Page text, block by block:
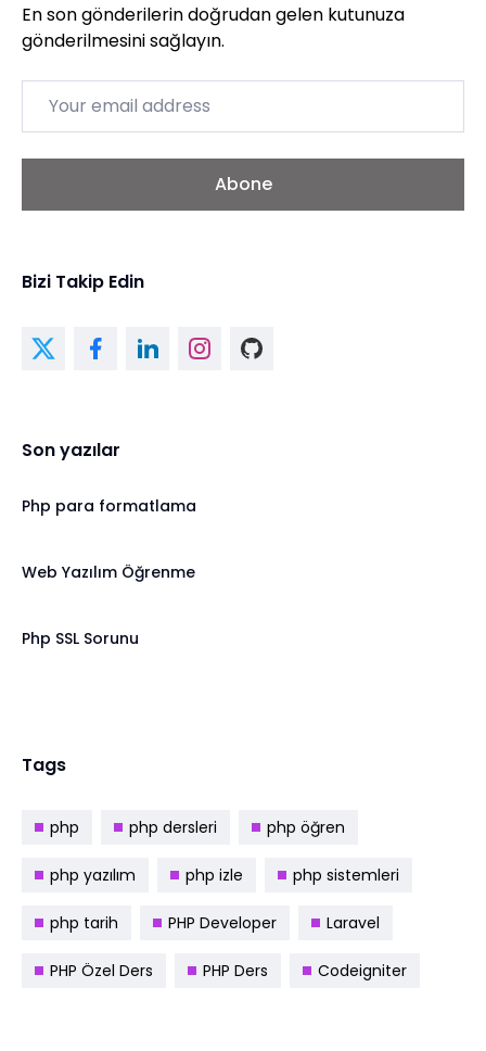
En son gönderilerin doğrudan gelen kutunuza
gönderilmesini sağlayın.
Abone
Bizi Takip Edin
Son yazılar
Php para formatlama
Web Yazılım Öğrenme
Php SSL Sorunu
Tags
php php dersleri php öğren
php yazılım php izle php sistemleri
php tarih PHP Developer Laravel
PHP Özel Ders PHP Ders Codeigniter